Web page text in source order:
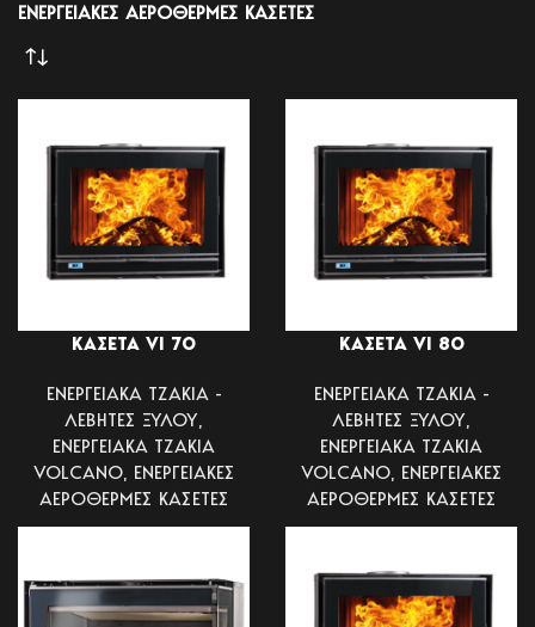
ΕΝΕΡΓΕΙΑΚΕΣ ΑΕΡΟΘΕΡΜΕΣ ΚΑΣΕΤΕΣ
ΚΑΣΕΤΑ VI 70
ΕΝΕΡΓΕΙΑΚΑ ΤΖΑΚΙΑ -
ΛΕΒΗΤΕΣ ΞΥΛΟΥ,
ΕΝΕΡΓΕΙΑΚΑ ΤΖΑΚΙΑ
VOLCANO, ΕΝΕΡΓΕΙΑΚΕΣ
ΑΕΡΟΘΕΡΜΕΣ ΚΑΣΕΤΕΣ
ΚΑΣΕΤΑ VI 80
ΕΝΕΡΓΕΙΑΚΑ ΤΖΑΚΙΑ -
ΛΕΒΗΤΕΣ ΞΥΛΟΥ,
ΕΝΕΡΓΕΙΑΚΑ ΤΖΑΚΙΑ
VOLCANO, ΕΝΕΡΓΕΙΑΚΕΣ
ΑΕΡΟΘΕΡΜΕΣ ΚΑΣΕΤΕΣ